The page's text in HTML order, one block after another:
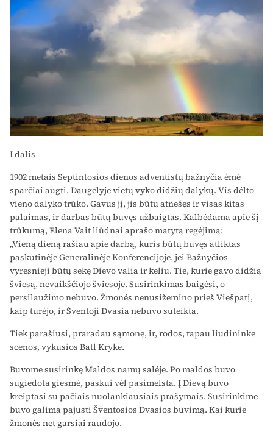
I dalis
1902 metais Septintosios dienos adventistų bažnyčia ėmė
sparčiai augti. Daugelyje vietų vyko didžių dalykų. Vis dėlto
vieno dalyko trūko. Gavus jį, jis būtų atnešęs ir visas kitas
palaimas, ir darbas būtų buvęs užbaigtas. Kalbėdama apie šį
trūkumą, Elena Vait liūdnai aprašo matytą regėjimą:
„Vieną dieną rašiau apie darbą, kuris būtų buvęs atliktas
paskutinėje Generalinėje Konferencijoje, jei Bažnyčios
vyresnieji būtų sekę Dievo valia ir keliu. Tie, kurie gavo didžią
šviesą, nevaikščiojo šviesoje. Susirinkimas baigėsi, o
persilaužimo nebuvo. Žmonės nenusižemino prieš Viešpatį,
kaip turėjo, ir Šventoji Dvasia nebuvo suteikta.
Tiek parašiusi, praradau sąmonę, ir, rodos, tapau liudininke
scenos, vykusios Batl Kryke.
Buvome susirinkę Maldos namų salėje. Po maldos buvo
sugiedota giesmė, paskui vėl pasimelsta. Į Dievą buvo
kreiptasi su pačiais nuolankiausiais prašymais. Susirinkime
buvo galima pajusti Šventosios Dvasios buvimą. Kai kurie
žmonės net garsiai raudojo.